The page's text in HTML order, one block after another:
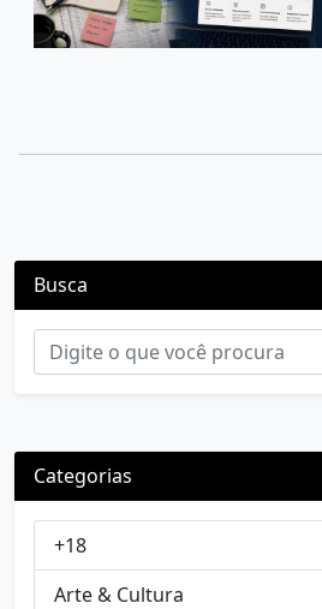
Busca
Categorias
+18
Arte & Cultura